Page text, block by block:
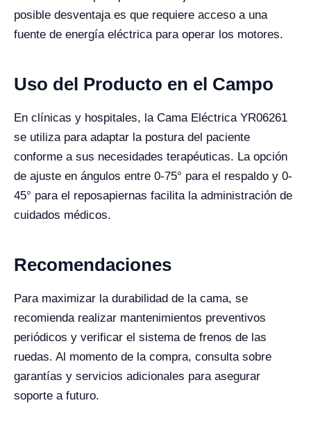
posible desventaja es que requiere acceso a una
fuente de energía eléctrica para operar los motores.
Uso del Producto en el Campo
En clínicas y hospitales, la Cama Eléctrica YR06261
se utiliza para adaptar la postura del paciente
conforme a sus necesidades terapéuticas. La opción
de ajuste en ángulos entre 0-75° para el respaldo y 0-
45° para el reposapiernas facilita la administración de
cuidados médicos.
Recomendaciones
Para maximizar la durabilidad de la cama, se
recomienda realizar mantenimientos preventivos
periódicos y verificar el sistema de frenos de las
ruedas. Al momento de la compra, consulta sobre
garantías y servicios adicionales para asegurar
soporte a futuro.